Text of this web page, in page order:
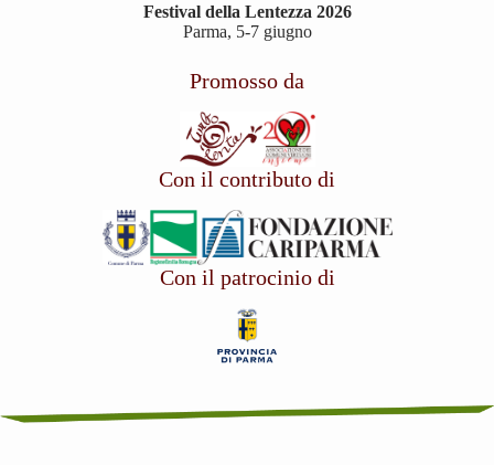
Festival della Lentezza 2026
Parma, 5-7 giugno
Promosso da
Con il contributo di
Con il patrocinio di